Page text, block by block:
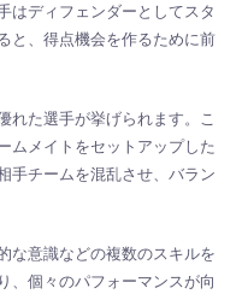
はディフェンダーとしてスタ
と、得点機会を作るために前
れた選手が挙げられます。こ
ムメイトをセットアップした
手チームを混乱させ、バラン
な意識などの複数のスキルを
、個々のパフォーマンスが向